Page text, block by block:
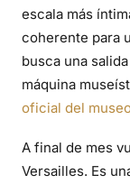
escala más
coherente para
busca una
máquina
oficial del
A final de mes
Versailles. Es